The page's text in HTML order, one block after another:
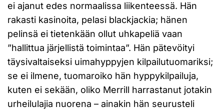
ei ajanut edes normaalissa liikenteessä. Hän
rakasti kasinoita, pelasi blackjackia; hänen
pelinsä ei tietenkään ollut uhkapeliä vaan
”hallittua järjellistä toimintaa”. Hän pätevöityi
täysivaltaiseksi uimahyppyjen kilpailutuomariksi;
se ei ilmene, tuomaroiko hän hyppykilpailuja,
kuten ei sekään, oliko Merrill harrastanut jotakin
urheilulajia nuorena – ainakin hän seurusteli